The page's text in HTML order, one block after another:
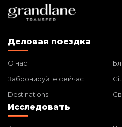
Деловая поездка
О нас
Забронируйте сейчас
Destinations
Исследовать